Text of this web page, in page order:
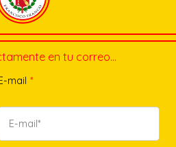
en tu correo…
E-mail *